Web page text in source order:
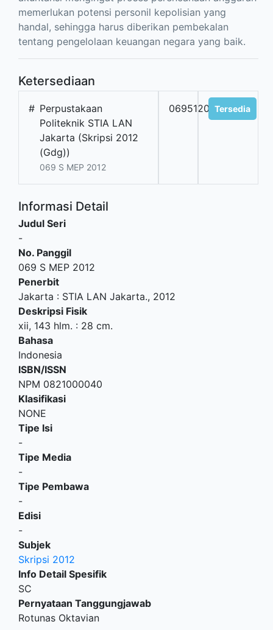
memerlukan potensi personil kepolisian yang
handal, sehingga harus diberikan pembekalan
tentang pengelolaan keuangan negara yang baik.
Ketersediaan
# Perpustakaan
Politeknik STIA LAN
Jakarta (Skripsi 2012
(Gdg))
069 S MEP 2012
069512012Tersedia
Informasi Detail
Judul Seri
-
No. Panggil
069 S MEP 2012
Penerbit
Jakarta : STIA LAN Jakarta., 2012
Deskripsi Fisik
xii, 143 hlm. : 28 cm.
Bahasa
Indonesia
ISBN/ISSN
NPM 0821000040
Klasifikasi
NONE
Tipe Isi
-
Tipe Media
-
Tipe Pembawa
-
Edisi
-
Subjek
Skripsi 2012
Info Detail Spesifik
SC
Pernyataan Tanggungjawab
Rotunas Oktavian